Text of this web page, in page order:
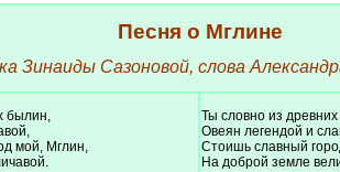
Песня о Мглине
Зинаиды Сазоновой, слова
былин,
мой, Мглин,
Ты словно из
Овеян легендой и
Стоишь славный
На доброй земле